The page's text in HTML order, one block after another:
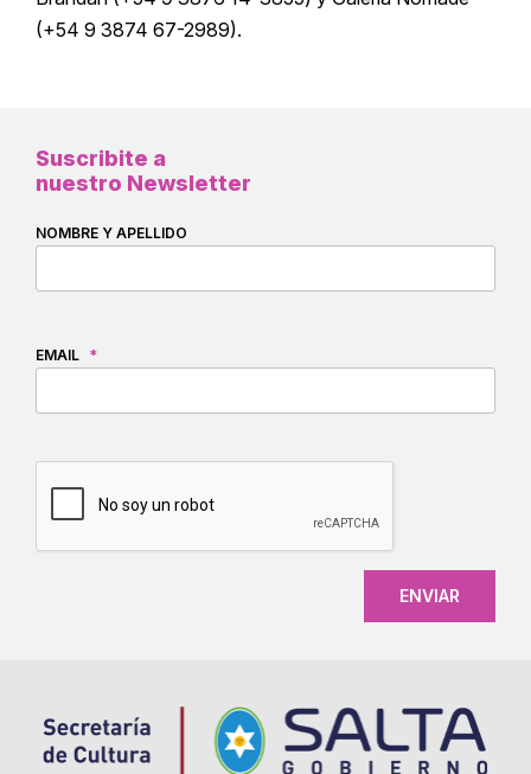
(+54 9 3874 67-2989).
Suscribite a
nuestro Newsletter
NOMBRE Y APELLIDO
EMAIL *